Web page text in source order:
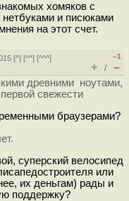
хомяков с
и писюками
на этот счет.
[^] [^^] [^^^]
–1
+ / –
древними ноутами,
свежести
браузерами?
суперский велосипед
или
их деньгам) рады и
поддержку?